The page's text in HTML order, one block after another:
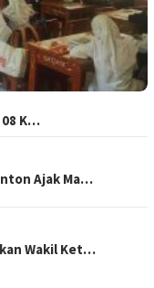
08 K…
Ajak Ma…
Wakil Ket…